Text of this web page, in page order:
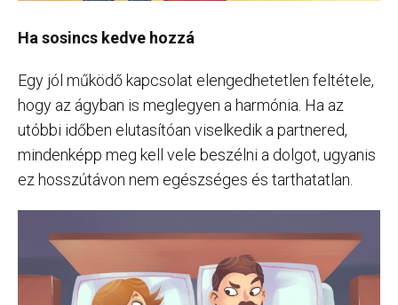
Ha sosincs kedve hozzá
Egy jól működő kapcsolat elengedhetetlen feltétele,
hogy az ágyban is meglegyen a harmónia. Ha az
utóbbi időben elutasítóan viselkedik a partnered,
mindenképp meg kell vele beszélni a dolgot, ugyanis
ez hosszútávon nem egészséges és tarthatatlan.